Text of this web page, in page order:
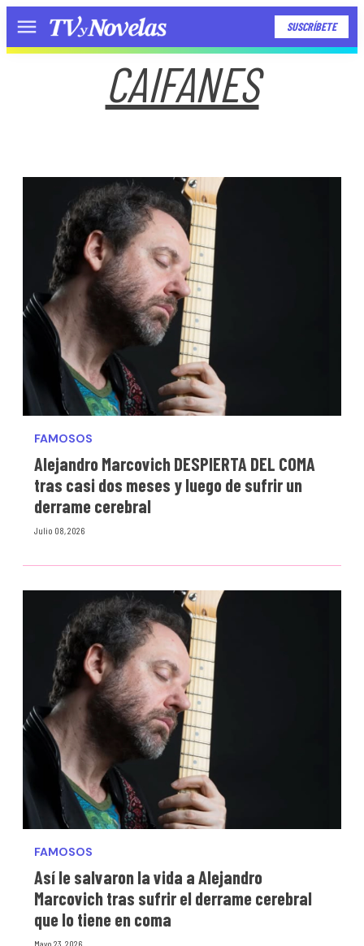
Menú SUSCRÍBETE
CAIFANES
FAMOSOS
Alejandro Marcovich DESPIERTA DEL COMA
tras casi dos meses y luego de sufrir un
derrame cerebral
Julio 08, 2026
FAMOSOS
Así le salvaron la vida a Alejandro
Marcovich tras sufrir el derrame cerebral
que lo tiene en coma
Mayo 23, 2026